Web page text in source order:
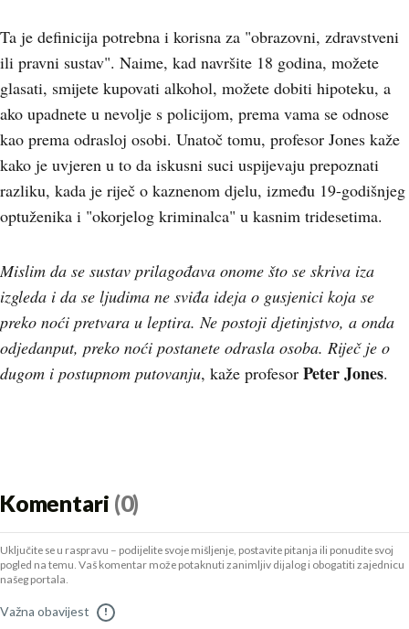
Ta je definicija potrebna i korisna za "obrazovni, zdravstveni
ili pravni sustav". Naime, kad navršite 18 godina, možete
glasati, smijete kupovati alkohol, možete dobiti hipoteku, a
ako upadnete u nevolje s policijom, prema vama se odnose
kao prema odrasloj osobi. Unatoč tomu, profesor Jones kaže
kako je uvjeren u to da iskusni suci uspijevaju prepoznati
razliku, kada je riječ o kaznenom djelu, između 19-godišnjeg
optuženika i "okorjelog kriminalca" u kasnim tridesetima.
Mislim da se sustav prilagođava onome što se skriva iza
izgleda i da se ljudima ne sviđa ideja o gusjenici koja se
preko noći pretvara u leptira. Ne postoji djetinjstvo, a onda
odjedanput, preko noći postanete odrasla osoba. Riječ je o
dugom i postupnom putovanju, kaže profesor Peter Jones.
Komentari (0)
Uključite se u raspravu – podijelite svoje mišljenje, postavite pitanja ili ponudite svoj
pogled na temu. Vaš komentar može potaknuti zanimljiv dijalog i obogatiti zajednicu
našeg portala.
Važna obavijest !